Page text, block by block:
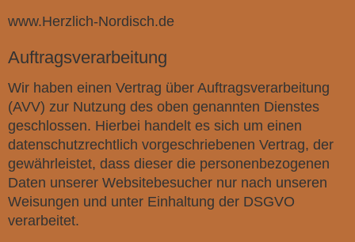
www.Herzlich-Nordisch.de
Auftragsverarbeitung
Wir haben einen Vertrag über Auftragsverarbeitung
(AVV) zur Nutzung des oben genannten Dienstes
geschlossen. Hierbei handelt es sich um einen
datenschutzrechtlich vorgeschriebenen Vertrag, der
gewährleistet, dass dieser die personenbezogenen
Daten unserer Websitebesucher nur nach unseren
Weisungen und unter Einhaltung der DSGVO
verarbeitet.